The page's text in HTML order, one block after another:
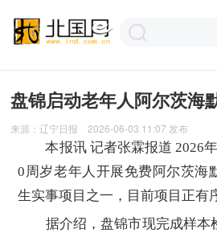
盘锦启动老年人阿尔茨海
来源：辽宁日报 2026-06-03 11:07 发布
本报讯 记者张霖报道 2026年
0周岁老年人开展免费阿尔茨海
生实事项目之一，目前项目正有
据介绍，盘锦市现完成样本